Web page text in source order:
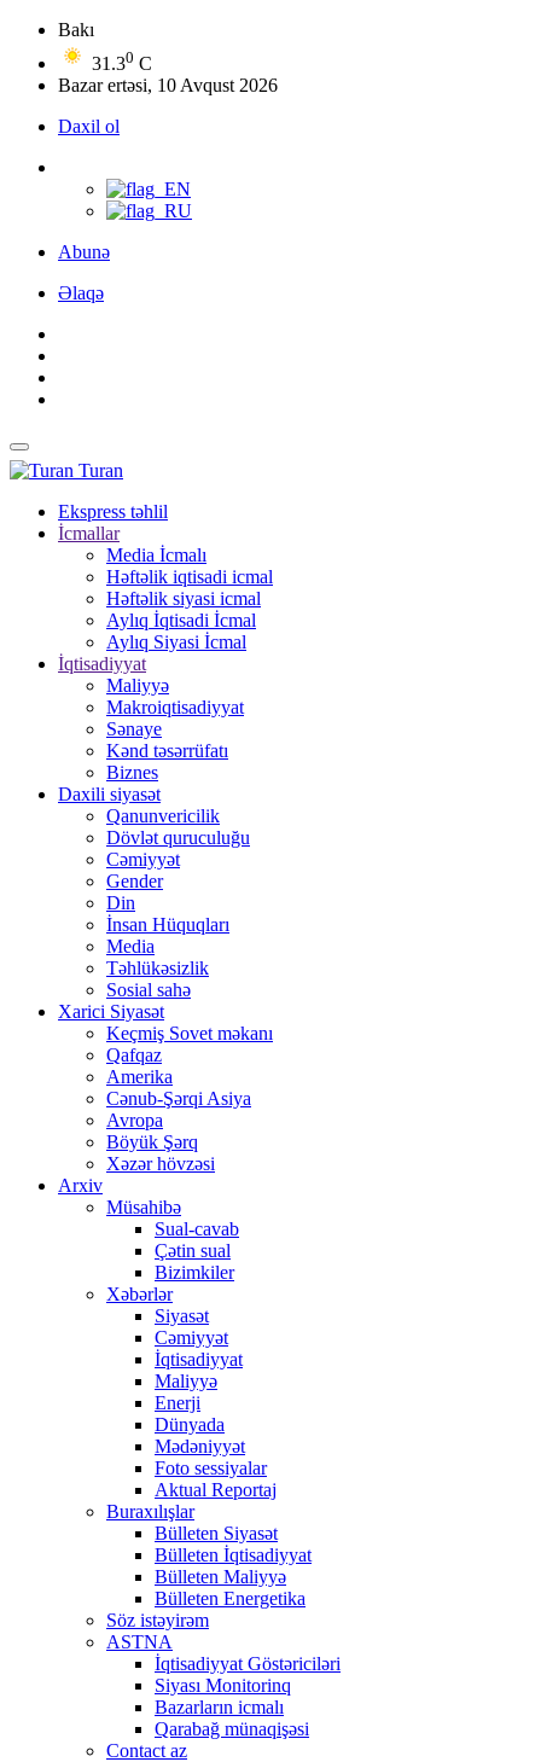
Bakı
31.30 C
Bazar ertəsi, 10 Avqust 2026
Daxil ol
Abunə
Əlaqə
Turan
Ekspress təhlil
İcmallar
Media İcmalı
Həftəlik iqtisadi icmal
Həftəlik siyasi icmal
Aylıq İqtisadi İcmal
Aylıq Siyasi İcmal
İqtisadiyyat
Maliyyə
Makroiqtisadiyyat
Sənaye
Kənd təsərrüfatı
Biznes
Daxili siyasət
Qanunvericilik
Dövlət quruculuğu
Cəmiyyət
Gender
Din
İnsan Hüquqları
Media
Təhlükəsizlik
Sosial sahə
Xarici Siyasət
Keçmiş Sovet məkanı
Qafqaz
Amerika
Cənub-Şərqi Asiya
Avropa
Böyük Şərq
Xəzər hövzəsi
Arxiv
Müsahibə
Sual-cavab
Çətin sual
Bizimkiler
Xəbərlər
Siyasət
Cəmiyyət
İqtisadiyyat
Maliyyə
Enerji
Dünyada
Mədəniyyət
Foto sessiyalar
Aktual Reportaj
Buraxılışlar
Bülleten Siyasət
Bülleten İqtisadiyyat
Bülleten Maliyyə
Bülleten Energetika
Söz istəyirəm
ASTNA
İqtisadiyyat Göstəriciləri
Siyası Monitorinq
Bazarların icmalı
Qarabağ münaqişəsi
Contact az